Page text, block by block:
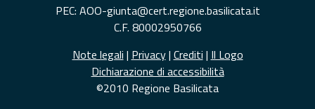
PEC: AOO-giunta@cert.regione.basilicata.it
C.F. 80002950766
Note legali | Privacy| Crediti | Il Logo
Dichiarazione di accessibilità
©2010 Regione Basilicata